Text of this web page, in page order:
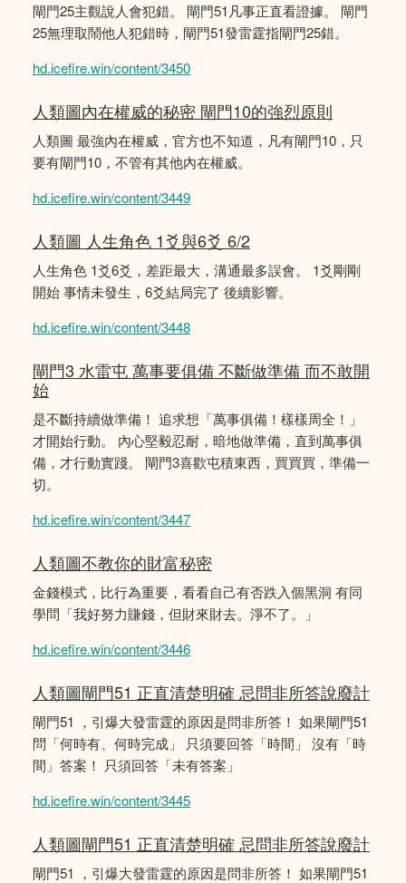
閘門25主觀說人會犯錯。 閘門51凡事正直看證據。 閘門
25無理取鬧他人犯錯時，閘門51發雷霆指閘門25錯。
hd.icefire.win/content/3450
人類圖內在權威的秘密 閘門10的強烈原則
人類圖 最強內在權威，官方也不知道，凡有閘門10，只
要有閘門10，不管有其他內在權威。
hd.icefire.win/content/3449
人類圖 人生角色 1爻與6爻 6/2
人生角色 1爻6爻，差距最大，溝通最多誤會。 1爻剛剛
開始 事情未發生，6爻結局完了 後續影響。
hd.icefire.win/content/3448
閘門3 水雷屯 萬事要俱備 不斷做準備 而不敢開
始
是不斷持續做準備！ 追求想「萬事俱備！樣樣周全！」
才開始行動。 內心堅毅忍耐，暗地做準備，直到萬事俱
備，才行動實踐。 閘門3喜歡屯積東西，買買買，準備一
切。
hd.icefire.win/content/3447
人類圖不教你的財富秘密
金錢模式，比行為重要，看看自己有否跌入個黑洞 有同
學問「我好努力賺錢，但財來財去。淨不了。」
hd.icefire.win/content/3446
人類圖閘門51 正直清楚明確 忌問非所答說廢計
閘門51 ，引爆大發雷霆的原因是問非所答！ 如果閘門51
問「何時有、何時完成」 只須要回答「時間」 沒有「時
間」答案！ 只須回答「未有答案」
hd.icefire.win/content/3445
人類圖閘門51 正直清楚明確 忌問非所答說廢計
閘門51 ，引爆大發雷霆的原因是問非所答！ 如果閘門51